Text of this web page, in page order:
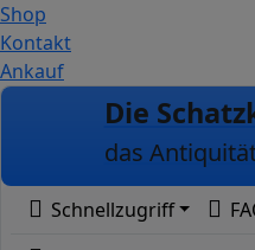
Shop
Kontakt
Ankauf
Zum Inhalt
Die
das
Schnellzugriff